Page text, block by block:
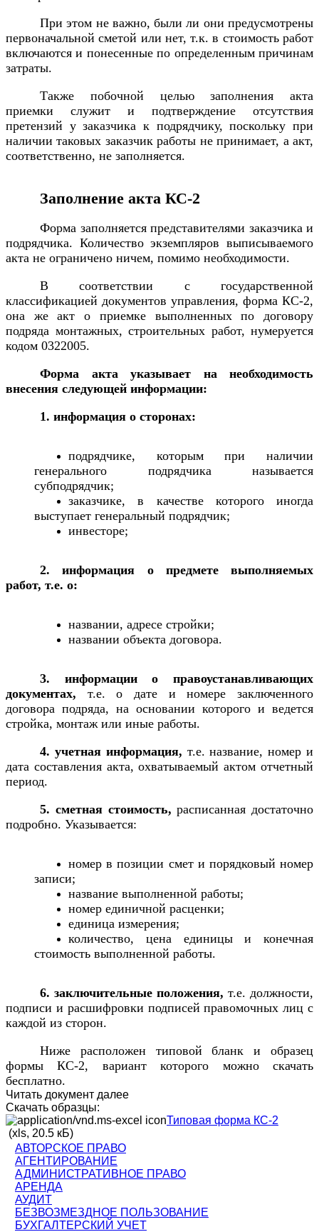
При этом не важно, были ли они предусмотрены
первоначальной сметой или нет, т.к. в стоимость работ
включаются и понесенные по определенным причинам
затраты.
Также побочной целью заполнения акта
приемки служит и подтверждение отсутствия
претензий у заказчика к подрядчику, поскольку при
наличии таковых заказчик работы не принимает, а акт,
соответственно, не заполняется.
Заполнение акта КС-2
Форма заполняется представителями заказчика и
подрядчика. Количество экземпляров выписываемого
акта не ограничено ничем, помимо необходимости.
В соответствии с государственной
классификацией документов управления, форма КС-2,
она же акт о приемке выполненных по договору
подряда монтажных, строительных работ, нумеруется
кодом 0322005.
Форма акта указывает на необходимость
внесения следующей информации:
1. информация о сторонах:
подрядчике, которым при наличии
генерального подрядчика называется
субподрядчик;
заказчике, в качестве которого иногда
выступает генеральный подрядчик;
инвесторе;
2. информация о предмете выполняемых
работ, т.е. о:
названии, адресе стройки;
названии объекта договора.
3. информации о правоустанавливающих
документах, т.е. о дате и номере заключенного
договора подряда, на основании которого и ведется
стройка, монтаж или иные работы.
4. учетная информация, т.е. название, номер и
дата составления акта, охватываемый актом отчетный
период.
5. сметная стоимость, расписанная достаточно
подробно. Указывается:
номер в позиции смет и порядковый номер
записи;
название выполненной работы;
номер единичной расценки;
единица измерения;
количество, цена единицы и конечная
стоимость выполненной работы.
6. заключительные положения, т.е. должности,
подписи и расшифровки подписей правомочных лиц с
каждой из сторон.
Ниже расположен типовой бланк и образец
формы КС-2, вариант которого можно скачать
бесплатно.
Читать документ далее
Скачать образцы:
Типовая форма КС-2
(xls, 20.5 кБ)
АВТОРСКОЕ ПРАВО
АГЕНТИРОВАНИЕ
АДМИНИСТРАТИВНОЕ ПРАВО
АРЕНДА
АУДИТ
БЕЗВОЗМЕЗДНОЕ ПОЛЬЗОВАНИЕ
БУХГАЛТЕРСКИЙ УЧЕТ